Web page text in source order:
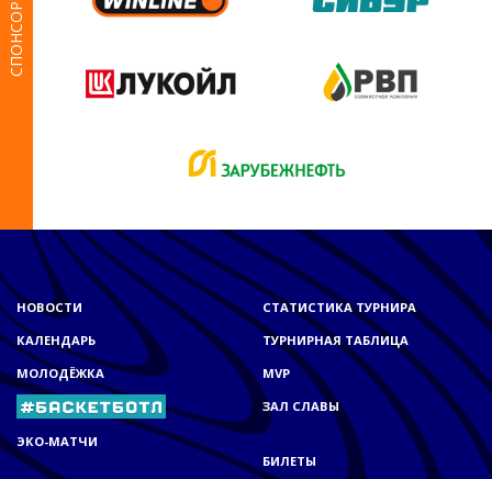
СПОНСОРЫ
НОВОСТИ
КАЛЕНДАРЬ
МОЛОДЁЖКА
ЭКО-МАТЧИ
СТАТИСТИКА ТУРНИРА
ТУРНИРНАЯ ТАБЛИЦА
MVP
ЗАЛ СЛАВЫ
БИЛЕТЫ